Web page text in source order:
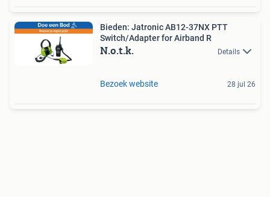
Bieden: Jatronic AB12-37NX PTT
Switch/Adapter for Airband R
N.o.t.k. Details
Bezoek website 28 jul 26